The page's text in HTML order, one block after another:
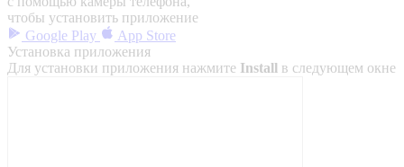
чтобы установить приложение
Google Play
App Store
Установка приложения
Для установки приложения нажмите Install в следующем окне